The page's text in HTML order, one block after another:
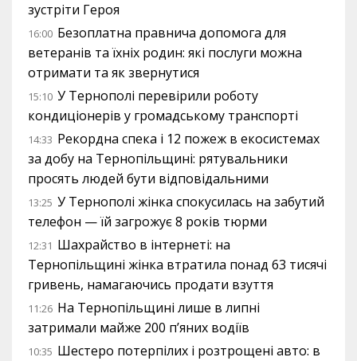
зустріти Героя
16:00 Безоплатна правнича допомога для
ветеранів та їхніх родин: які послуги можна
отримати та як звернутися
15:10 У Тернополі перевірили роботу
кондиціонерів у громадському транспорті
14:33 Рекордна спека і 12 пожеж в екосистемах
за добу на Тернопільщині: рятувальники
просять людей бути відповідальними
13:25 У Тернополі жінка спокусилась на забутий
телефон — їй загрожує 8 років тюрми
12:31 Шахрайство в інтернеті: на
Тернопільщині жінка втратила понад 63 тисячі
гривень, намагаючись продати взуття
11:26 На Тернопільщині лише в липні
затримали майже 200 п’яних водіїв
10:35 Шестеро потерпілих і розтрощені авто: в